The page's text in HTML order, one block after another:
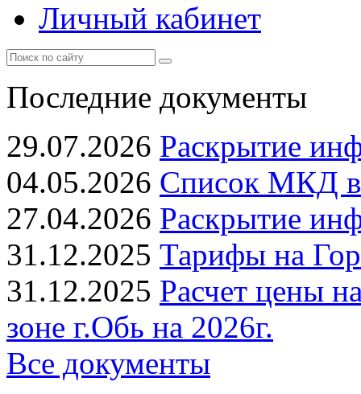
Личный кабинет
Последние документы
29.07.2026 Раскрытие
04.05.2026 Список МКД в
27.04.2026 Раскрытие
31.12.2025 Тарифы на
31.12.2025 Расчет цены
зоне г.Обь на 2026г.
Все документы